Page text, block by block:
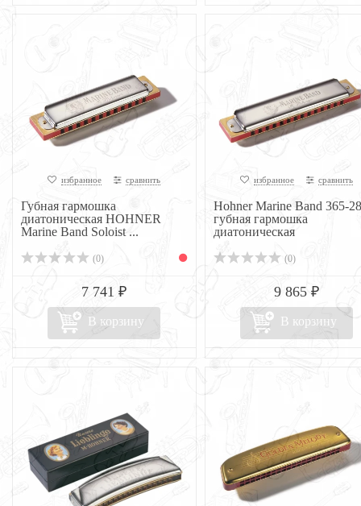
избранное сравнить
Губная гармошка
диатоническая HOHNER
Marine Band Soloist ...
(0)
7 741 ₽
В корзину
избранное сравнить
Hohner Marine Band 365-
губная гармошка
диатоническая
(0)
9 865 ₽
В корзину